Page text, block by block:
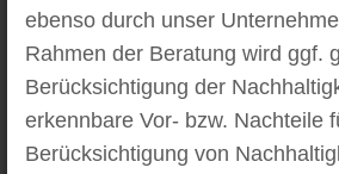
ebenso durch unser
Rahmen der Beratung wird ggf.
Berücksichtigung der
erkennbare Vor- bzw. Nachteile
Berücksichtigung von